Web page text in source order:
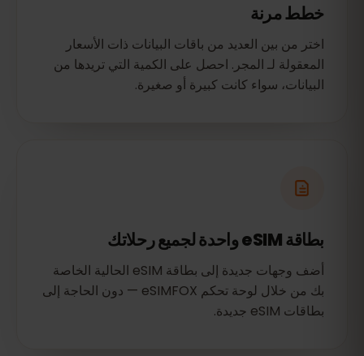
خطط مرنة
اختر من بين العديد من باقات البيانات ذات الأسعار
المعقولة لـ المجر. احصل على الكمية التي تريدها من
البيانات، سواء كانت كبيرة أو صغيرة.
بطاقة eSIM واحدة لجميع رحلاتك
أضف وجهات جديدة إلى بطاقة eSIM الحالية الخاصة
بك من خلال لوحة تحكم eSIMFOX — دون الحاجة إلى
بطاقات eSIM جديدة.